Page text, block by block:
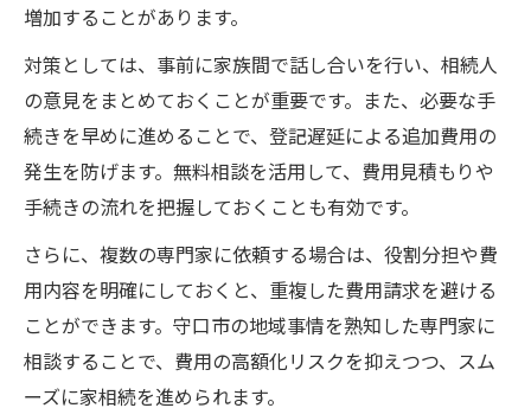
増加することがあります。
対策としては、事前に家族間で話し合いを行い、相続人
の意見をまとめておくことが重要です。また、必要な手
続きを早めに進めることで、登記遅延による追加費用の
発生を防げます。無料相談を活用して、費用見積もりや
手続きの流れを把握しておくことも有効です。
さらに、複数の専門家に依頼する場合は、役割分担や費
用内容を明確にしておくと、重複した費用請求を避ける
ことができます。守口市の地域事情を熟知した専門家に
相談することで、費用の高額化リスクを抑えつつ、スム
ーズに家相続を進められます。